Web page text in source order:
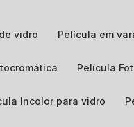
vidro Película em
Película
Incolor para vidro